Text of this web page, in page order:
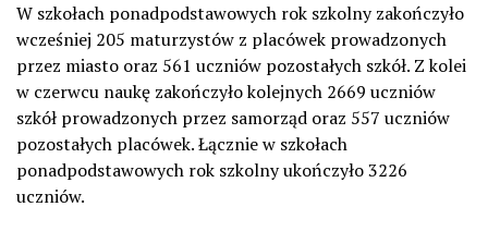
W szkołach ponadpodstawowych rok szkolny zakończyło
wcześniej 205 maturzystów z placówek prowadzonych
przez miasto oraz 561 uczniów pozostałych szkół. Z kolei
w czerwcu naukę zakończyło kolejnych 2669 uczniów
szkół prowadzonych przez samorząd oraz 557 uczniów
pozostałych placówek. Łącznie w szkołach
ponadpodstawowych rok szkolny ukończyło 3226
uczniów.